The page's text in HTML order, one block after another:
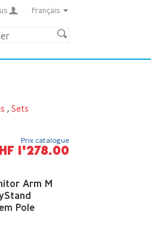
Français
, Sets
Arm M
Pole
Prix catalogue
1'278.00